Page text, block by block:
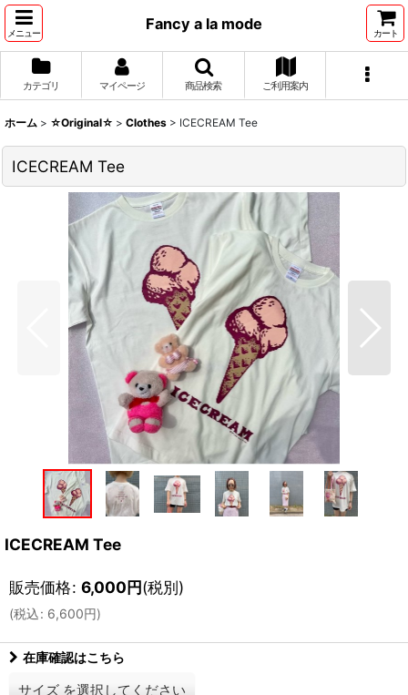
メニュー
Fancy a la mode
カート
カテゴリ マイページ 商品検索 ご利用案内
ホーム > ☆Original☆ > Clothes > ICECREAM Tee
ICECREAM Tee
ICECREAM Tee
販売価格: 6,000円(税別)
(税込: 6,600円)
在庫確認はこちら
サイズ を選択してください